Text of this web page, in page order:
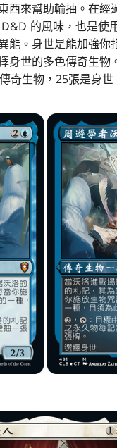
西來幫助輪抽。在
的風味，也是使
。身世是能加強你
身世的多色傳奇生
奇生物，25張是身